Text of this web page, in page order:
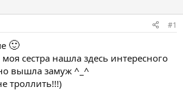
#1
🙂
сестра нашла здесь интересного
вышла замуж ^_^
троллить!!!)